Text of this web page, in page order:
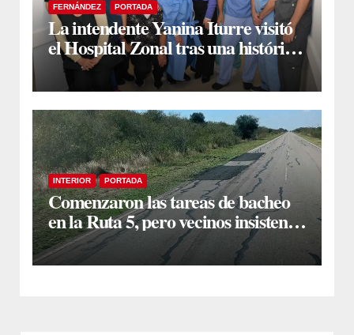
FERNÁNDEZ PORTADA
La intendente Yanina Iturre visitó
el Hospital Zonal tras una histórica
jornada de intervenciones
laparoscópicas
INTERIOR PORTADA
Comenzaron las tareas de bacheo
en la Ruta 5, pero vecinos insisten
en un reclamo integral